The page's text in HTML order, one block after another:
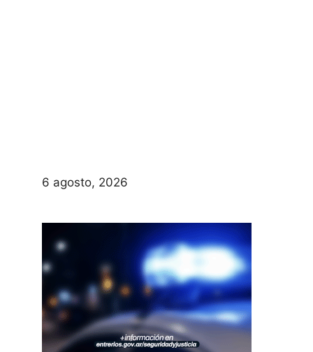
6 agosto, 2026